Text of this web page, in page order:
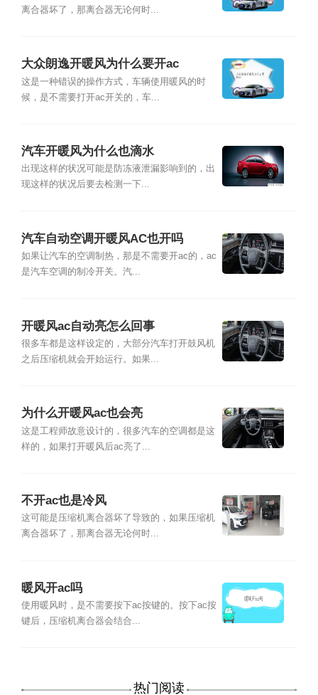
离合器坏了，那离合器无论何时...
大众朗逸开暖风为什么要开ac
这是一种错误的操作方式，车辆使用暖风的时
候，是不需要打开ac开关的，车...
汽车开暖风为什么也滴水
出现这样的状况可能是防冻液泄漏影响到的，出
现这样的状况后要去检测一下...
汽车自动空调开暖风AC也开吗
如果让汽车的空调制热，那是不需要开ac的，ac
是汽车空调的制冷开关。汽...
开暖风ac自动亮怎么回事
很多车都是这样设定的，大部分汽车打开鼓风机
之后压缩机就会开始运行。如果...
为什么开暖风ac也会亮
这是工程师故意设计的，很多汽车的空调都是这
样的，如果打开暖风后ac亮了...
不开ac也是冷风
这可能是压缩机离合器坏了导致的，如果压缩机
离合器坏了，那离合器无论何时...
暖风开ac吗
使用暖风时，是不需要按下ac按键的。按下ac按
键后，压缩机离合器会结合...
热门阅读